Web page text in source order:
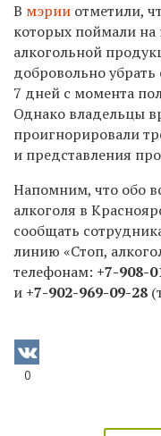
В мэрии отметили,
которых поймали на
алкогольной
добровольно
7 дней с момента
Однако владельцы
проигнорировали
и представления
Напомним, что обо
алкоголя в
сообщать
линию «Стоп,
телефонам: +7-908-
и +7-902-969-09-28
0